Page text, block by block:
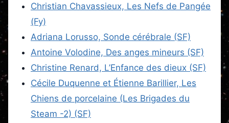
Christian Chavassieux, Les Nefs de Pangée
(Fy)
Adriana Lorusso, Sonde cérébrale (SF)
Antoine Volodine, Des anges mineurs (SF)
Christine Renard, L’Enfance des dieux (SF)
Cécile Duquenne et Étienne Barillier, Les
Chiens de porcelaine (Les Brigades du
Steam -2) (SF)